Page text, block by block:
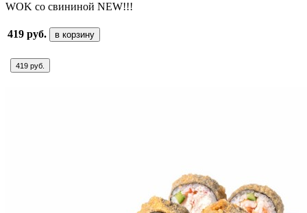
WOK со свининой NEW!!!
419 руб. в корзину
419 руб.